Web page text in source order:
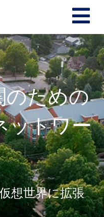
のための
ットワー
想世界に拡張